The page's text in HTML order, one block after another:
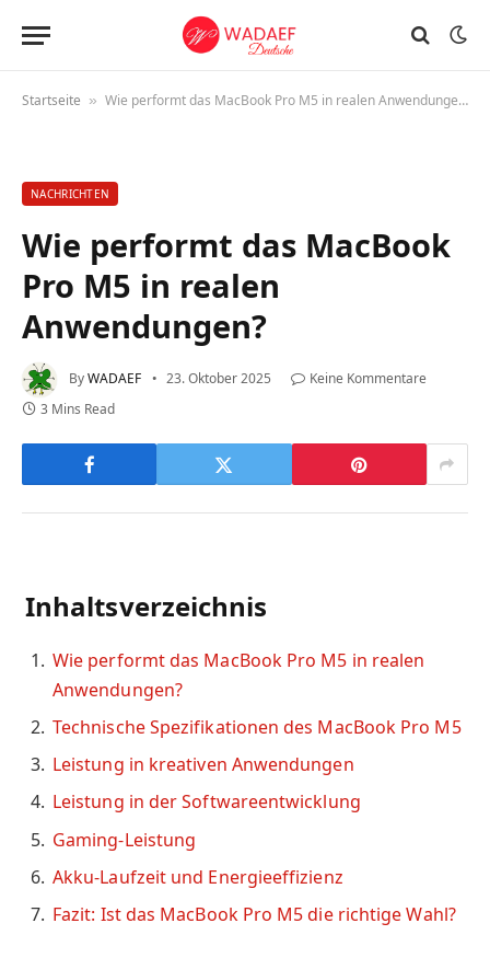
Startseite » Wie performt das MacBook Pro M5 in realen Anwendungen?
NACHRICHTEN
Wie performt das MacBook
Pro M5 in realen
Anwendungen?
ByWADAEF 23. Oktober 2025
Keine Kommentare
3 Mins Read
Inhaltsverzeichnis
Wie performt das MacBook Pro M5 in realen
Anwendungen?
Technische Spezifikationen des MacBook Pro M5
Leistung in kreativen Anwendungen
Leistung in der Softwareentwicklung
Gaming-Leistung
Akku-Laufzeit und Energieeffizienz
Fazit: Ist das MacBook Pro M5 die richtige Wahl?